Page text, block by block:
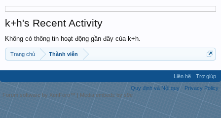
k+h's Recent Activity
Không có thông tin hoạt động gần đây của k+h.
Trang chủ Thành viên
Liên hệ
Trợ giúp
Quy định và Nội quy
Privacy Policy
Forum software by XenForo™ | Media embeds by s9e